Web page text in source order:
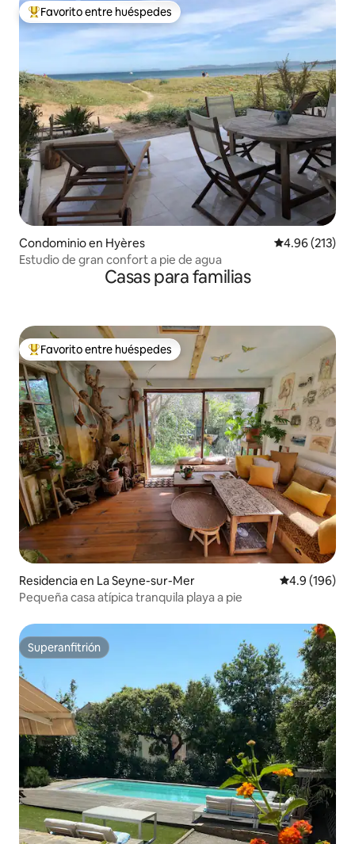
De los mejores en Favorito entre huéspedes
Favorito entre huéspedes
Condominio en Hyères Calificación
4.96 (213)
Estudio de gran confort a pie de agua
Casas para familias
De los mejores en Favorito entre huéspedes
Favorito entre huéspedes
Residencia en La Seyne-sur-Mer Calificación
4.9 (196)
Pequeña casa atípica tranquila playa a pie
Superanfitrión
Superanfitrión